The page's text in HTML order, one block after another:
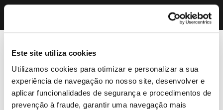
Este site utiliza cookies
Utilizamos cookies para otimizar e personalizar a sua
experiência de navegação no nosso site, desenvolver e
aplicar funcionalidades de segurança e procedimentos de
prevenção à fraude, garantir uma navegação mais